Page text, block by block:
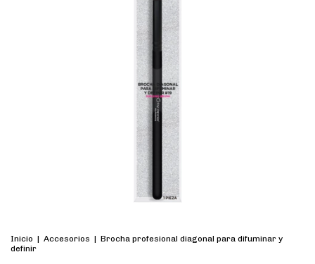
Inicio | Accesorios | Brocha profesional diagonal para difuminar y
definir